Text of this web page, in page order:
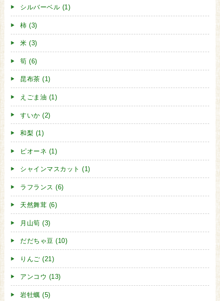
シルバーベル (1)
柿 (3)
米 (3)
筍 (6)
昆布茶 (1)
えごま油 (1)
すいか (2)
和梨 (1)
ピオーネ (1)
シャインマスカット (1)
ラフランス (6)
天然舞茸 (6)
月山筍 (3)
だだちゃ豆 (10)
りんご (21)
アンコウ (13)
岩牡蠣 (5)